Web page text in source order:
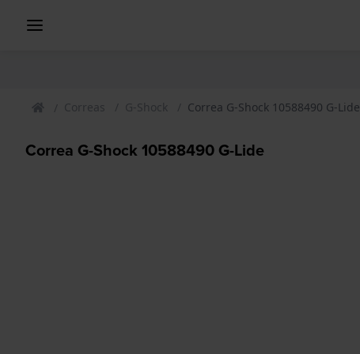
Correas G-Shock Correa G-Shock 10588490 G-Lide
Correa G-Shock 10588490 G-Lide